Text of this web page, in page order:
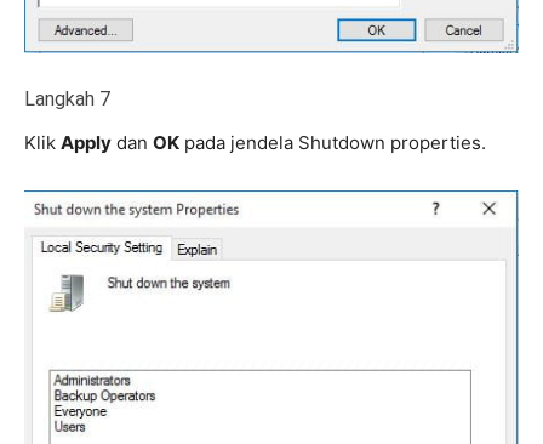
Langkah 7
Klik Apply dan OK pada jendela Shutdown properties.